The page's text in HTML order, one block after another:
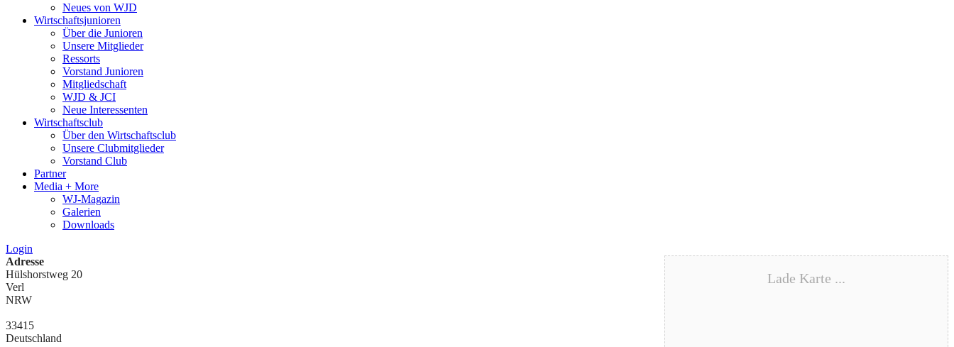
Neues von WJD
Wirtschaftsjunioren
Über die Junioren
Unsere Mitglieder
Ressorts
Vorstand Junioren
Mitgliedschaft
WJD & JCI
Neue Interessenten
Wirtschaftsclub
Über den Wirtschaftsclub
Unsere Clubmitglieder
Vorstand Club
Partner
Media + More
WJ-Magazin
Galerien
Downloads
Login
Lade Karte ...
Adresse
Hülshorstweg 20
Verl
NRW
33415
Deutschland